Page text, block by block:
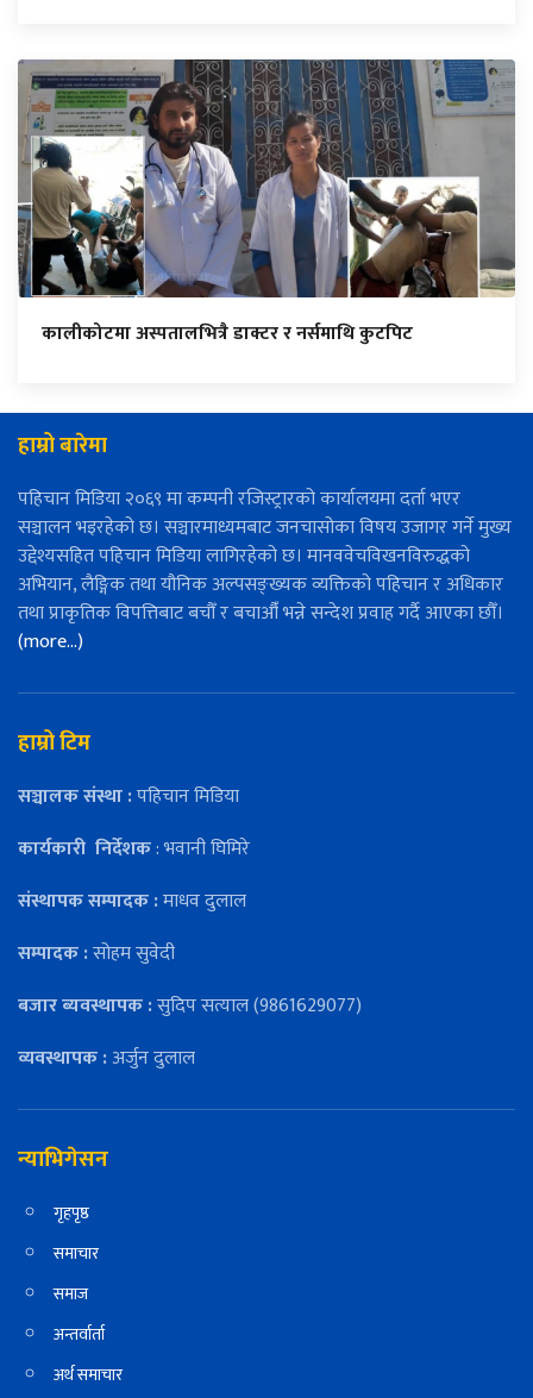
कालीकोटमा अस्पतालभित्रै डाक्टर र नर्समाथि कुटपिट
हाम्रो बारेमा
पहिचान मिडिया २०६९ मा कम्पनी रजिस्ट्रारको कार्यालयमा दर्ता भएर
सञ्चालन भइरहेको छ। सञ्चारमाध्यमबाट जनचासोका विषय उजागर गर्ने मुख्य
उद्देश्यसहित पहिचान मिडिया लागिरहेको छ। मानववेचविखनविरुद्धको
अभियान, लैङ्गिक तथा यौनिक अल्पसङ्ख्यक व्यक्तिको पहिचान र अधिकार
तथा प्राकृतिक विपत्तिबाट बचौँ र बचाऔँ भन्ने सन्देश प्रवाह गर्दै आएका छौँ।
(more…)
हाम्रो टिम
सञ्चालक संस्था :पहिचान मिडिया
कार्यकारी निर्देशक: भवानी घिमिरे
संस्थापक सम्पादक :माधव दुलाल
सम्पादक :सोहम सुवेदी
बजार ब्यवस्थापक :सुदिप सत्याल (9861629077)
व्यवस्थापक :अर्जुन दुलाल
न्याभिगेसन
गृहपृष्ठ
समाचार
समाज
अन्तर्वार्ता
अर्थ समाचार